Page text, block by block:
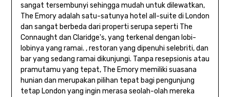
sangat tersembunyi sehingga mudah untuk dilewatkan,
The Emory adalah satu-satunya hotel all-suite di London
dan sangat berbeda dari properti serupa seperti The
Connaught dan Claridge's, yang terkenal dengan lobi-
lobinya yang ramai. , restoran yang dipenuhi selebriti, dan
bar yang sedang ramai dikunjungi. Tanpa resepsionis atau
pramutamu yang tepat, The Emory memiliki suasana
hunian dan merupakan pilihan tepat bagi pengunjung
tetap London yang ingin merasa seolah-olah mereka